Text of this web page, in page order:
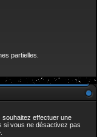
partielles.
effectuer une
si vous ne désactivez pas